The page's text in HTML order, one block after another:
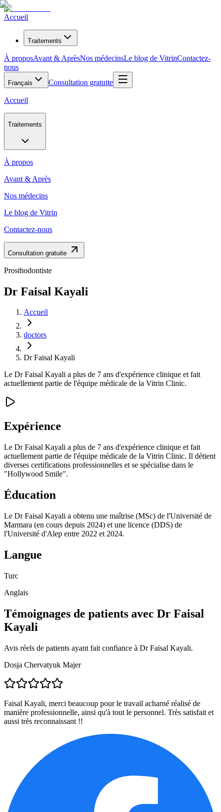
Accueil
Traitements
À proposAvant & AprèsNos médecinsLe blog de VitrinContactez-
nous
Français Consultation gratuite
Accueil
Traitements
À propos
Avant & Après
Nos médecins
Le blog de Vitrin
Contactez-nous
Consultation gratuite
Prosthodontiste
Dr Faisal Kayali
Accueil
doctors
Dr Faisal Kayali
Le Dr Faisal Kayali a plus de 7 ans d'expérience clinique et fait
actuellement partie de l'équipe médicale de la Vitrin Clinic.
Expérience
Le Dr Faisal Kayali a plus de 7 ans d'expérience clinique et fait
actuellement partie de l'équipe médicale de la Vitrin Clinic. Il détient
diverses certifications professionnelles et se spécialise dans le
"Hollywood Smile".
Éducation
Le Dr Faisal Kayali a obtenu une maîtrise (MSc) de l'Université de
Marmara (en cours depuis 2024) et une licence (DDS) de
l'Université d'Alep entre 2022 et 2024.
Langue
Turc
Anglais
Témoignages de patients avec Dr Faisal
Kayali
Avis réels de patients ayant fait confiance à Dr Faisal Kayali.
Dosja Chervatyuk Majer
Faisal Kayali, merci beaucoup pour le travail acharné réalisé de
manière professionnelle, ainsi qu'à tout le personnel. Très satisfait et
aussi très reconnaissant !!